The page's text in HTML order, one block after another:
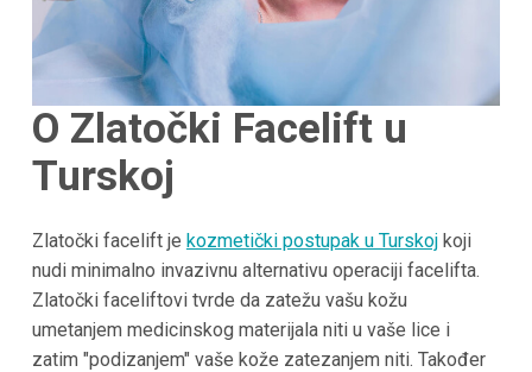
O Zlatočki Facelift u
Turskoj
Zlatočki facelift je kozmetički postupak u Turskojkoji
nudi minimalno invazivnu alternativu operaciji facelifta.
Zlatočki faceliftovi tvrde da zatežu vašu kožu
umetanjem medicinskog materijala niti u vaše lice i
zatim "podizanjem" vaše kože zatezanjem niti. Također